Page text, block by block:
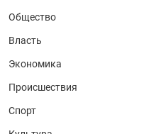
Общество
Власть
Экономика
Происшествия
Спорт